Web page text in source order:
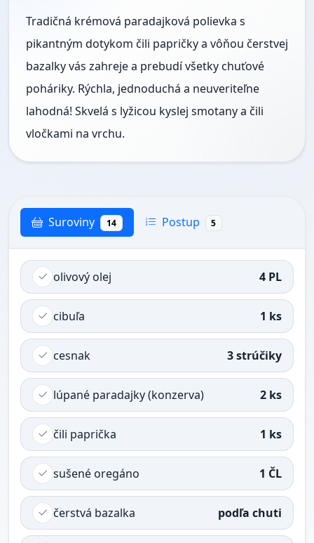
Tradičná krémová paradajková polievka s
pikantným dotykom čili papričky a vôňou čerstvej
bazalky vás zahreje a prebudí všetky chuťové
poháriky. Rýchla, jednoduchá a neuveriteľne
lahodná! Skvelá s lyžicou kyslej smotany a čili
vločkami na vrchu.
Suroviny 14 Postup 5
olivový olej 4 PL
cibuľa 1 ks
cesnak 3 strúčiky
lúpané paradajky (konzerva) 2 ks
čili paprička 1 ks
sušené oregáno 1 ČL
čerstvá bazalka podľa chuti